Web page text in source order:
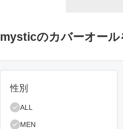
mysticのカバーオール
絞り込み条件
性別
ALL
MEN